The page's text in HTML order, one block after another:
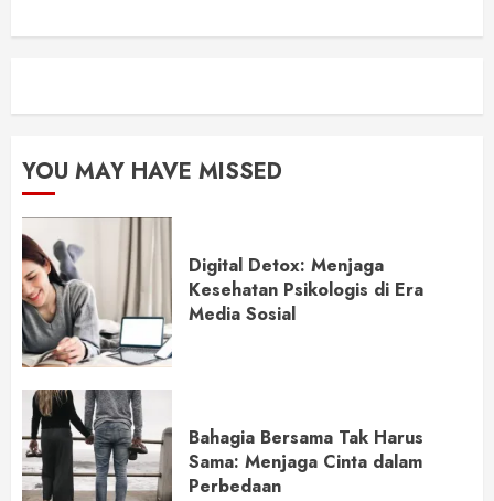
YOU MAY HAVE MISSED
Digital Detox: Menjaga
Kesehatan Psikologis di Era
Media Sosial
Bahagia Bersama Tak Harus
Sama: Menjaga Cinta dalam
Perbedaan